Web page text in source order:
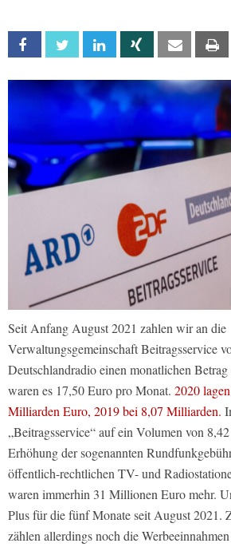
Facebook Twitter Linkedin Xing Email
Seit Anfang August 2021 zahlen wir an die
Verwaltungsgemeinschaft Beitragsservice
Deutschlandradio einen monatlichen
waren es 17,50 Euro pro Monat. 2020
Milliarden Euro, 2019 bei 8,07 Milliarden.
„Beitragsservice“ auf ein Volumen von
Erhöhung der sogenannten
öffentlich-rechtlichen TV- und
waren immerhin 31 Millionen Euro mehr.
Plus für die fünf Monate seit August 2021.
zählen allerdings noch die